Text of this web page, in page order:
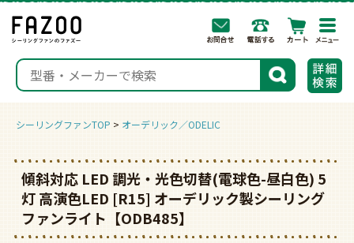
検索
シーリングファンTOP オーデリック／ODELIC
傾斜対応 LED 調光・光色切替(電球色-昼白色) 5
灯 高演色LED [R15] オーデリック製シーリング
ファンライト【ODB485】